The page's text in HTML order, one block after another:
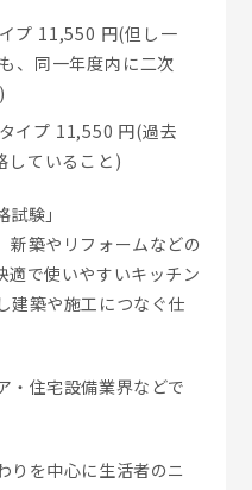
プ 11,550 円(但し一
、同一年度内に二次
イプ 11,550 円(過去
していること)
験」
新築やリフォームなどの
適で使いやすいキッチン
建築や施工につなぐ仕
・住宅設備業界などで
りを中心に生活者のニ